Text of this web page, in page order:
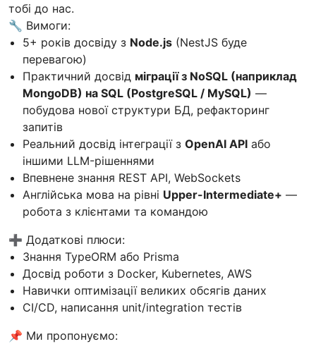
тобі до нас.
🔧 Вимоги:
5+ років досвіду з Node.js (NestJS буде
перевагою)
Практичний досвід міграції з NoSQL (наприклад
MongoDB) на SQL (PostgreSQL / MySQL) —
побудова нової структури БД, рефакторинг
запитів
Реальний досвід інтеграції з OpenAI API або
іншими LLM-рішеннями
Впевнене знання REST API, WebSockets
Англійська мова на рівні Upper-Intermediate+ —
робота з клієнтами та командою
➕ Додаткові плюси:
Знання TypeORM або Prisma
Досвід роботи з Docker, Kubernetes, AWS
Навички оптимізації великих обсягів даних
CI/CD, написання unit/integration тестів
📌 Ми пропонуємо: